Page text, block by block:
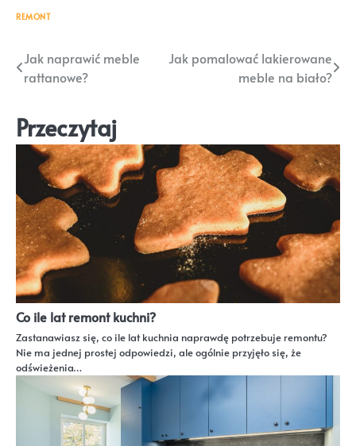
REMONT
Nawigacja
wpisu
Jak naprawić meble
rattanowe?
Jak pomalować lakierowane
meble na biało?
Przeczytaj
Co ile lat remont kuchni?
Zastanawiasz się, co ile lat kuchnia naprawdę potrzebuje remontu?
Nie ma jednej prostej odpowiedzi, ale ogólnie przyjęło się, że
odświeżenia…